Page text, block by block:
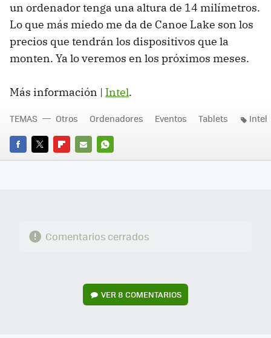
un ordenador tenga una altura de 14 milímetros.
Lo que más miedo me da de Canoe Lake son los
precios que tendrán los dispositivos que la
monten. Ya lo veremos en los próximos meses.
Más información | Intel.
FACEBOOK
TWITTERFLIPBOARD
E-
WHATSAPP
TEMAS Otros Ordenadores Eventos Tablets Intel
Comentarios cerrados
VER8 COMENTARIOS